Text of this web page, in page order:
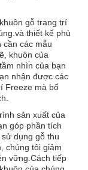
gỗ trang trí
thiết kế phù
cần các mẫu
khuôn của
nhìn của bạn
nhận được các
Freeze mà bổ
sản xuất của
góp phần tích
dụng gỗ thu
chúng tôi giảm
vững.Cách tiếp